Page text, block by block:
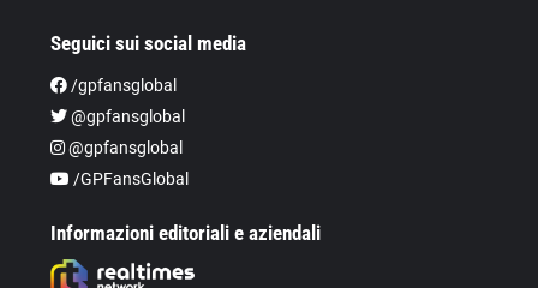
Seguici sui social media
/gpfansglobal
@gpfansglobal
@gpfansglobal
/GPFansGlobal
Informazioni editoriali e aziendali